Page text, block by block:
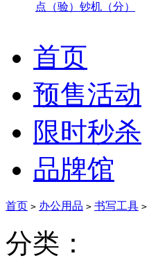
点（验）钞机（分）
首页
预售活动
限时秒杀
品牌馆
首页 > 办公用品 > 书写工具 >
分类：